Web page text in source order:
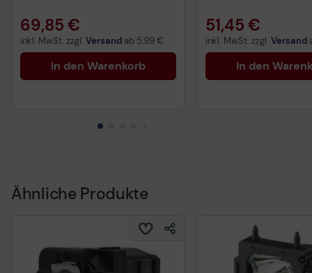
69,85 €
inkl. MwSt. zzgl. Versand ab 5,99 €
In den Warenkorb
51,45 €
inkl. MwSt. zzgl. Versand
In den
Ähnliche Produkte